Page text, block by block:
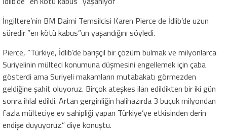
İngiltere’nin BM Daimi Temsilcisi Karen Pierce de İdlib’de uzun
süredir ”en kötü kabus”un yaşandığını söyledi.
Pierce, ”Türkiye, İdlib’de barışçıl bir çözüm bulmak ve milyonlarca
Suriyelinin mülteci konumuna düşmesini engellemek için çaba
gösterdi ama Suriyeli makamların mutabakatı görmezden
geldiğine şahit oluyoruz. Birçok ateşkes ilan edildikten bir iki gün
sonra ihlal edildi. Artan gerginliğin halihazırda 3 buçuk milyondan
fazla mülteciye ev sahipliği yapan Türkiye’ye etkisinden derin
endişe duyuyoruz.” diye konuştu.